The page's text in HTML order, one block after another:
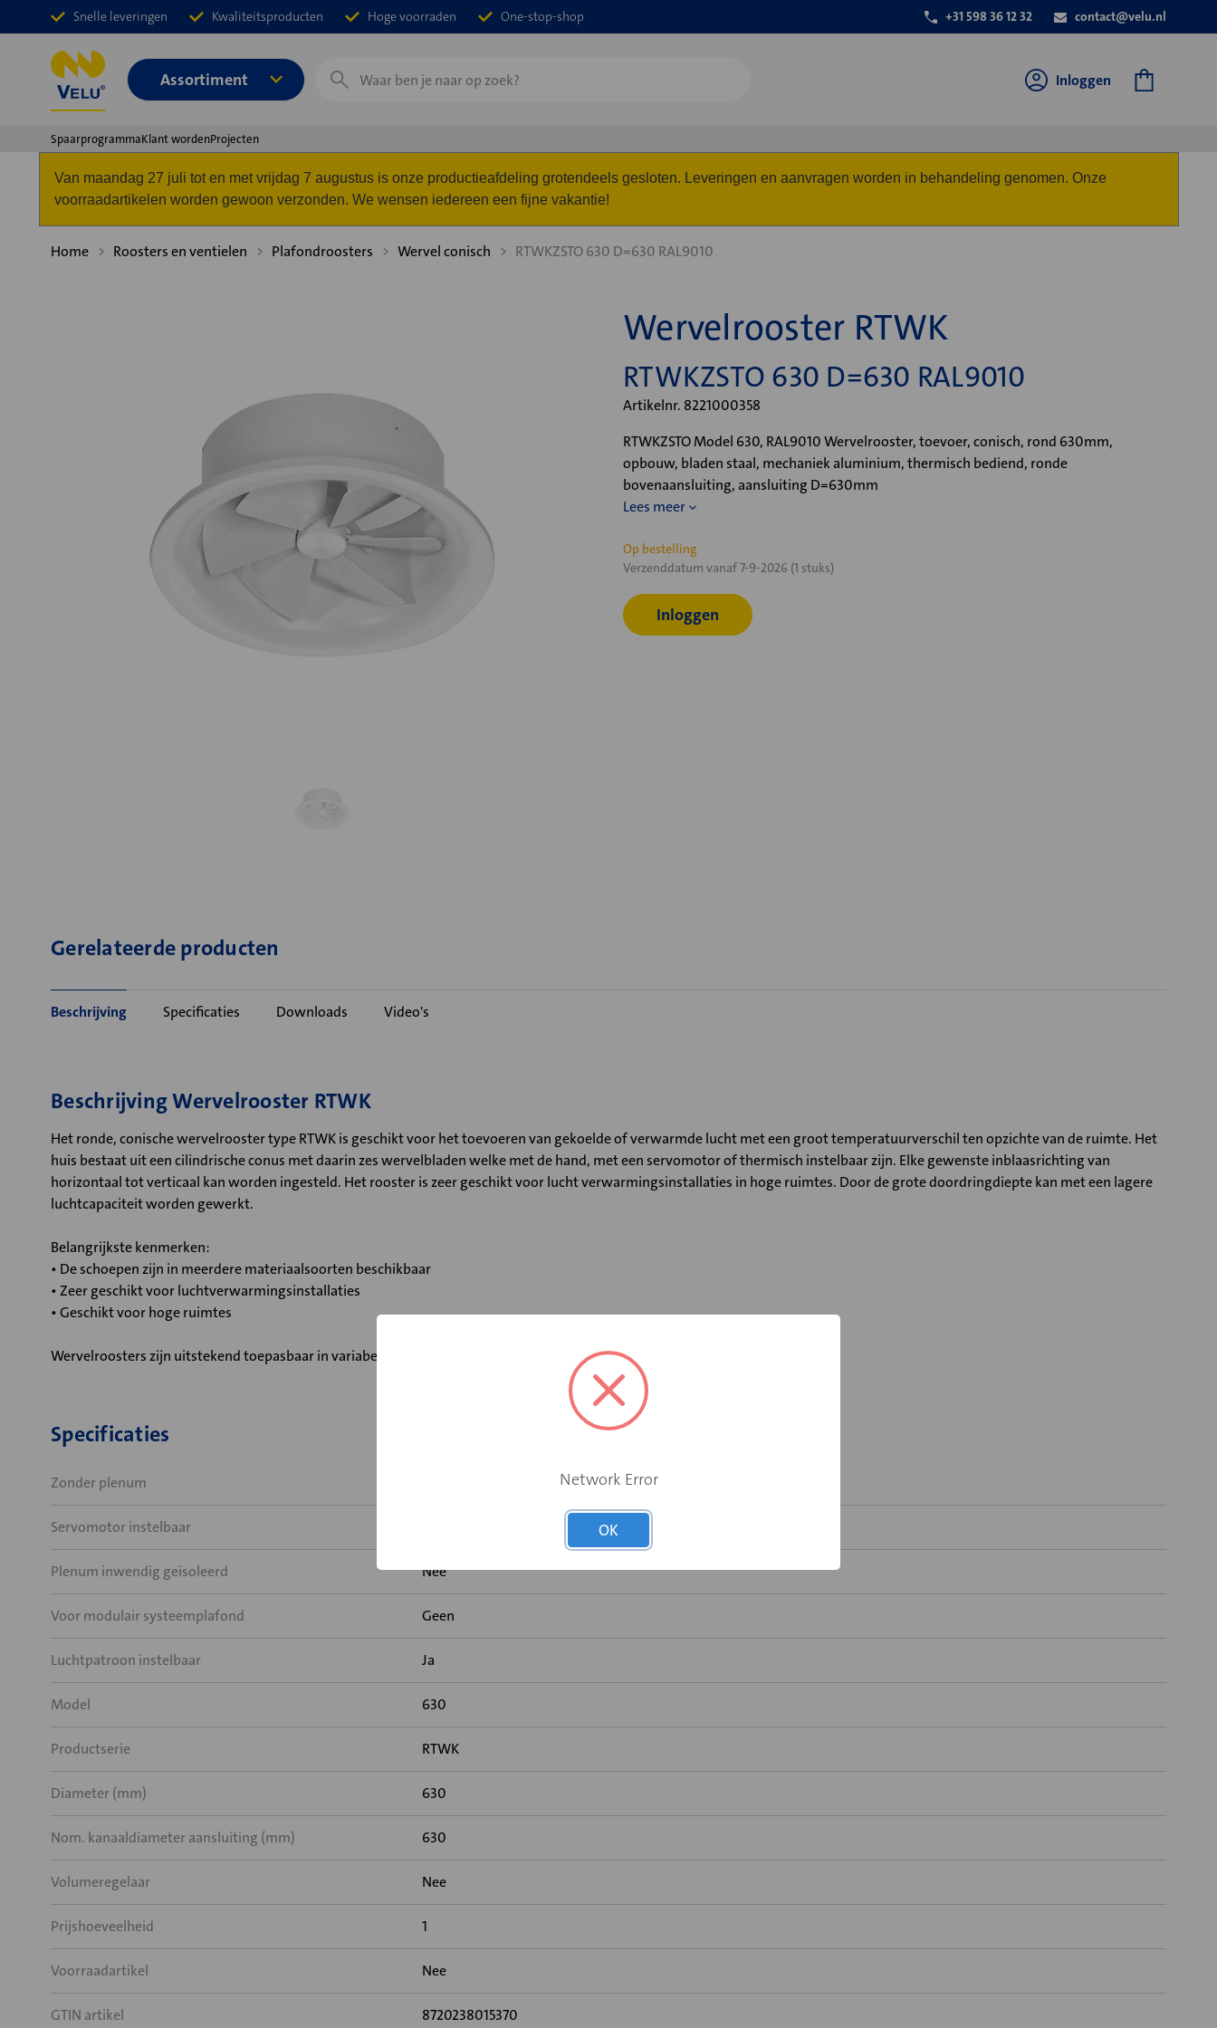
Snelle leveringen Kwaliteitsproducten Hoge voorraden One-stop-shop +31 598 36 12 32 contact@velu.nl
Assortiment
Zoeken
Inloggen
SpaarprogrammaKlant wordenProjecten
Van maandag 27 juli tot en met vrijdag 7 augustus is onze productieafdeling grotendeels gesloten. Leveringen en aanvragen worden in behandeling genomen. Onze
voorraadartikelen worden gewoon verzonden. We wensen iedereen een fijne vakantie!
Home Roosters en ventielen Plafondroosters Wervel conisch RTWKZSTO 630 D=630 RAL9010
Wervelrooster RTWK
RTWKZSTO 630 D=630 RAL9010
Artikelnr. 8221000358
RTWKZSTO Model 630, RAL9010 Wervelrooster, toevoer, conisch, rond 630mm,
opbouw, bladen staal, mechaniek aluminium, thermisch bediend, ronde
bovenaansluiting, aansluiting D=630mm
Lees meer
Huidige
voorraad:
Op bestelling
Verzenddatum vanaf 7-9-2026 (1 stuks)
Inloggen
Gerelateerde producten
Beschrijving Specificaties Downloads Video's
Beschrijving Wervelrooster RTWK
Het ronde, conische wervelrooster type RTWK is geschikt voor het toevoeren van gekoelde of verwarmde lucht met een groot temperatuurverschil ten opzichte van de ruimte. Het
huis bestaat uit een cilindrische conus met daarin zes wervelbladen welke met de hand, met een servomotor of thermisch instelbaar zijn. Elke gewenste inblaasrichting van
horizontaal tot verticaal kan worden ingesteld. Het rooster is zeer geschikt voor lucht verwarmingsinstallaties in hoge ruimtes. Door de grote doordringdiepte kan met een lagere
luchtcapaciteit worden gewerkt.
Belangrijkste kenmerken:
• De schoepen zijn in meerdere materiaalsoorten beschikbaar
• Zeer geschikt voor luchtverwarmingsinstallaties
• Geschikt voor hoge ruimtes
Wervelroosters zijn uitstekend toepasbaar in variabele volume systemen.
Specificaties
Zonder plenum
Servomotor instelbaar
Plenum inwendig geïsoleerd Nee
Voor modulair systeemplafond Geen
Luchtpatroon instelbaar Ja
Model 630
Productserie RTWK
Diameter (mm) 630
Nom. kanaaldiameter aansluiting (mm) 630
Volumeregelaar Nee
Prijshoeveelheid 1
Voorraadartikel Nee
GTIN artikel 8720238015370
Network Error
OK